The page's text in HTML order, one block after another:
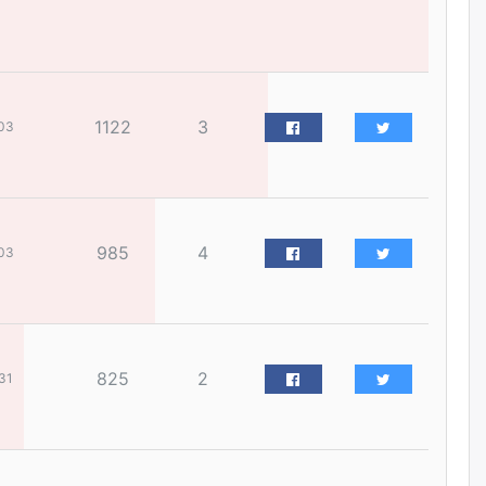
Бариста хийх нь залуусын
Өмгөөлөгч Б.Оюунбилэг:
"Урьхан" Б.Чинбат гэж хүн
шалгуулж, торны цаана
улсаас авдаг хараат байдлаа
1122 3
985 4
825 2